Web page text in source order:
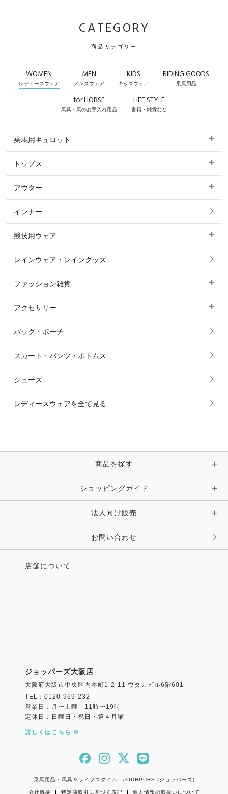
CATEGORY
商品カテゴリー
WOMEN
レディースウェア
MEN
メンズウェア
KIDS
キッズウェア
RIDING GOODS
乗馬用品
for HORSE
馬具・馬のお手入れ用品
LIFE STYLE
書籍・雑貨など
乗馬用キュロット
すべてのキュロット
フルグリップ・尻革 キュロット
ニーグリップ・膝革 キュロット
トップス
すべてのトップス
ポロシャツ
カットソー・Tシャツ・タンクトップ
ニット・セーター
シャツ・ブラウス・ワンピース
アウター
すべてのアウター
コート
ジャケット・ブルゾン
インナー
競技用ウェア
すべての競技用ウェア
ショージャケット
ショーシャツ
レインウェア・レイングッズ
ファッション雑貨
すべてのファッション雑貨
ソックス
ベルト
時計・財布・キーケース・革小物
キーホルダー・チャーム・ストラップ
その他 ファッション雑貨
アクセサリー
すべてのアクセサリー
リング
ピアス・イヤリング
ピン・ブローチ・コサージュ
その他 アクセサリー
バッグ・ポーチ
スカート・パンツ・ボトムス
シューズ
レディースウェアを全て見る
商品を探す
ショッピングガイド
法人向け販売
お問い合わせ
店舗について
ジョッパーズ大阪店
大阪府大阪市中央区内本町1-2-11 ウタカビル6階601
TEL：0120-969-232
営業日：月〜土曜 11時〜19時
定休日：日曜日・祝日・第４月曜
詳しくはこちら
乗馬用品・馬具＆ライフスタイル JODHPURS (ジョッパーズ)
会社概要 特定商取引に基づく表記 個人情報の取扱いについて